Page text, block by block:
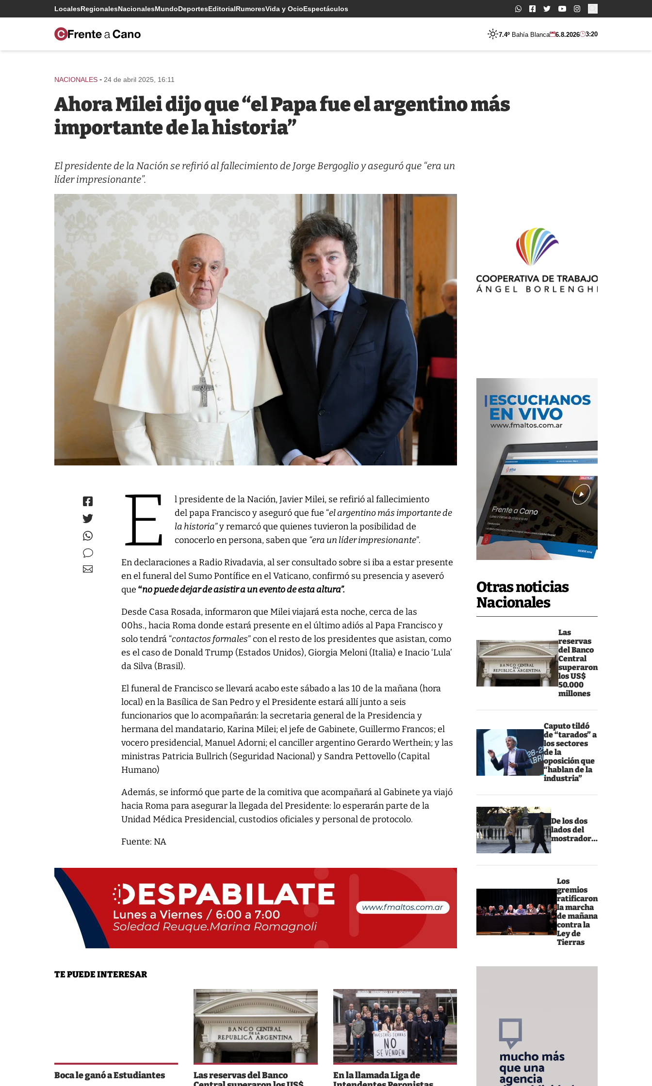
LocalesRegionalesNacionalesMundoDeportesEditorialRumoresVida y OcioEspectáculos Buscar:
7.4º Bahía Blanca 6.8.2026 3:20
Otras noticias
Nacionales
Las
reservas
del Banco
Central
superaron
los US$
50.000
millones
Caputo tildó
de “tarados” a
los sectores
de la
oposición que
“hablan de la
industria”
De los dos
lados del
mostrador…
Los
gremios
ratificaron
la marcha
de mañana
contra la
Ley de
Tierras
NACIONALES - 24 de abril 2025, 16:11
Ahora Milei dijo que “el Papa fue el argentino más
importante de la historia”
El presidente de la Nación se refirió al fallecimiento de Jorge Bergoglio y aseguró que “era un
líder impresionante”.
E
l presidente de la Nación, Javier Milei, se refirió al fallecimiento
del papa Francisco y aseguró que fue “el argentino más importante de
la historia”y remarcó que quienes tuvieron la posibilidad de
conocerlo en persona, saben que “era un líder impresionante”.
En declaraciones a Radio Rivadavia, al ser consultado sobre si iba a estar presente
en el funeral del Sumo Pontífice en el Vaticano, confirmó su presencia y aseveró
que“no puede dejar de asistir a un evento de esta altura”.
Desde Casa Rosada, informaron que Milei viajará esta noche, cerca de las
00hs., hacia Roma donde estará presente en el último adiós al Papa Francisco y
solo tendrá “contactos formales” con el resto de los presidentes que asistan, como
es el caso de Donald Trump (Estados Unidos), Giorgia Meloni (Italia) e Inacio ‘Lula’
da Silva (Brasil).
El funeral de Francisco se llevará acabo este sábado a las 10 de la mañana (hora
local) en la Basílica de San Pedro y el Presidente estará allí junto a seis
funcionarios que lo acompañarán: la secretaria general de la Presidencia y
hermana del mandatario, Karina Milei; el jefe de Gabinete, Guillermo Francos; el
vocero presidencial, Manuel Adorni; el canciller argentino Gerardo Werthein; y las
ministras Patricia Bullrich (Seguridad Nacional) y Sandra Pettovello (Capital
Humano)
Además, se informó que parte de la comitiva que acompañará al Gabinete ya viajó
hacia Roma para asegurar la llegada del Presidente: lo esperarán parte de la
Unidad Médica Presidencial, custodios oficiales y personal de protocolo.
Fuente: NA
TE PUEDE INTERESAR
Boca le ganó a Estudiantes
Las reservas del Banco
En la llamada Liga de